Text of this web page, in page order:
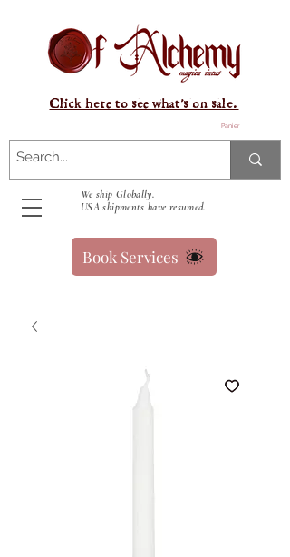
Panier
We ship Globally.
USA shipments have resumed.
Click here to see what's on sale.
Book Services